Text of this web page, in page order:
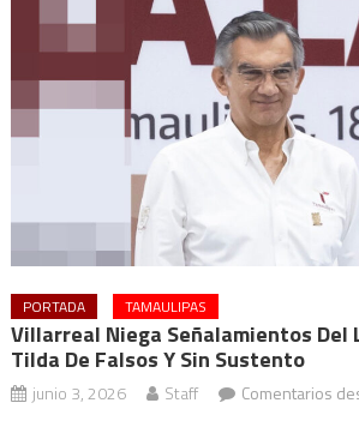
PORTADA TAMAULIPAS
Villarreal Niega Señalamientos Del
Tilda De Falsos Y Sin Sustento
junio 3, 2026 Staff Comentarios